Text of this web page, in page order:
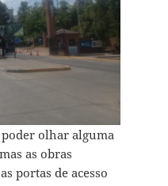
olhar alguma
as obras
portas de acesso